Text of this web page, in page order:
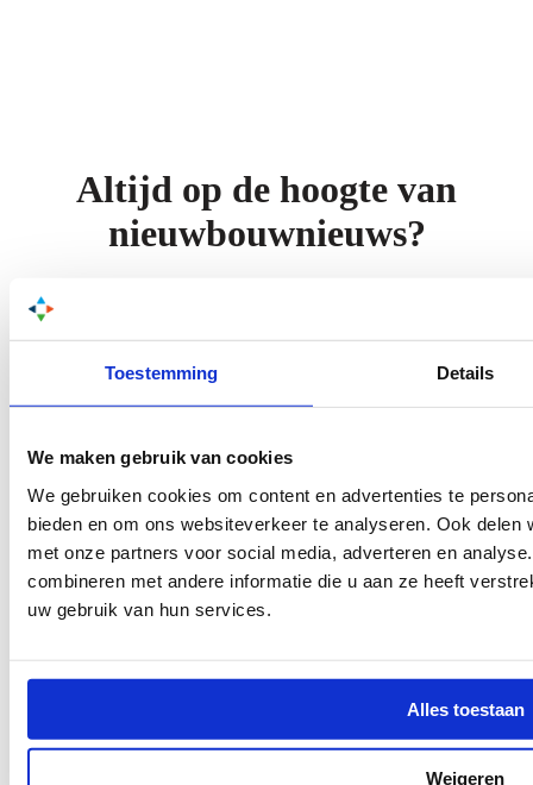
Toestemming Details
We maken gebruik van cookies
We gebruiken cookies om content en advertenties te
bieden en om ons websiteverkeer te analyseren. Ook
met onze partners voor social media, adverteren en
combineren met andere informatie die u aan ze heeft
uw gebruik van hun services.
Alles toestaan
Weigeren
Altijd op de hoogte van
nieuwbouwnieuws?
Naam *
E-mailadres